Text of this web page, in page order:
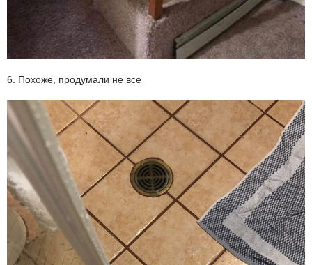
6. Похоже, продумали не все